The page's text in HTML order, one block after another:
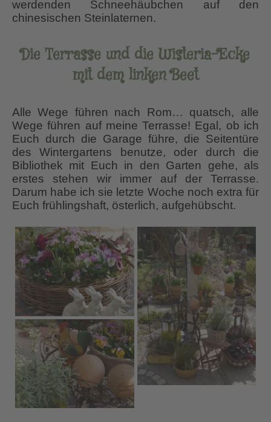
werdenden Schneehäubchen auf den
chinesischen Steinlaternen.
Die Terrasse und die Wisteria-Ecke
mit dem linken Beet
Alle Wege führen nach Rom… quatsch, alle
Wege führen auf meine Terrasse! Egal, ob ich
Euch durch die Garage führe, die Seitentüre
des Wintergartens benutze, oder durch die
Bibliothek mit Euch in den Garten gehe, als
erstes stehen wir immer auf der Terrasse.
Darum habe ich sie letzte Woche noch extra für
Euch frühlingshaft, österlich, aufgehübscht.